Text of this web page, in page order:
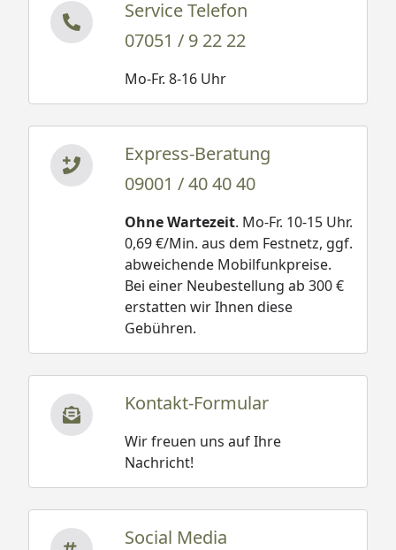
Service Telefon
07051 / 9 22 22
Mo-Fr. 8-16 Uhr
Express-Beratung
09001 / 40 40 40
Ohne Wartezeit. Mo-Fr. 10-15 Uhr.
0,69 €/Min. aus dem Festnetz, ggf.
abweichende Mobilfunkpreise.
Bei einer Neubestellung ab 300 €
erstatten wir Ihnen diese
Gebühren.
Kontakt-Formular
Wir freuen uns auf Ihre
Nachricht!
Social Media